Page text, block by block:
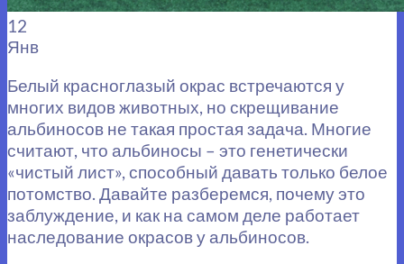
12
Янв
Белый красноглазый окрас встречаются у
многих видов животных, но скрещивание
альбиносов не такая простая задача. Многие
считают, что альбиносы – это генетически
«чистый лист», способный давать только белое
потомство. Давайте разберемся, почему это
заблуждение, и как на самом деле работает
наследование окрасов у альбиносов.